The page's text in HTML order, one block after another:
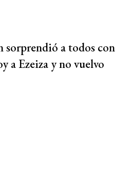
sorprendió a todos con
a Ezeiza y no vuelvo